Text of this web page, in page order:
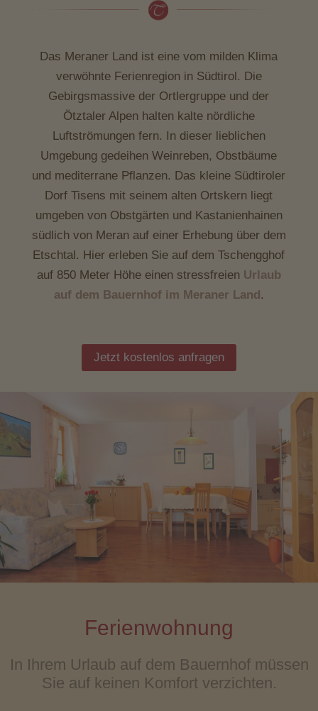
Das Meraner Land ist eine vom milden Klima
verwöhnte Ferienregion in Südtirol. Die
Gebirgsmassive der Ortlergruppe und der
Ötztaler Alpen halten kalte nördliche
Luftströmungen fern. In dieser lieblichen
Umgebung gedeihen Weinreben, Obstbäume
und mediterrane Pflanzen. Das kleine Südtiroler
Dorf Tisens mit seinem alten Ortskern liegt
umgeben von Obstgärten und Kastanienhainen
südlich von Meran auf einer Erhebung über dem
Etschtal. Hier erleben Sie auf dem Tschengghof
auf 850 Meter Höhe einen stressfreien Urlaub
auf dem Bauernhof im Meraner Land.
Jetzt kostenlos anfragen
Ferienwohnung
In Ihrem Urlaub auf dem Bauernhof müssen
Sie auf keinen Komfort verzichten.